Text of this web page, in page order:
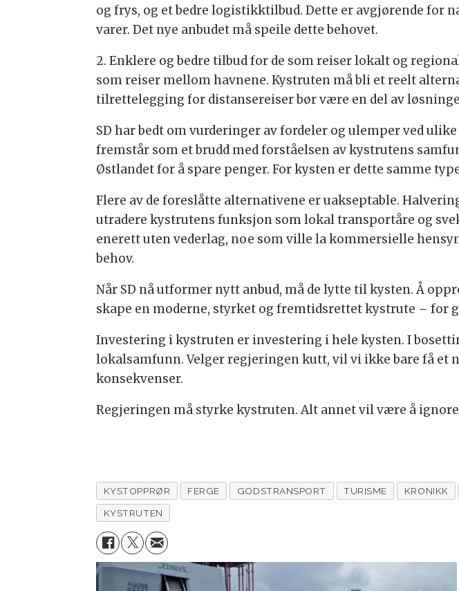
og frys, og et bedre logistikktilbud. Dette er avgjørende
varer. Det nye anbudet må speile dette behovet.
2. Enklere og bedre tilbud for de som reiser lokalt og
som reiser mellom havnene. Kystruten må bli et reelt
tilrettelegging for distansereiser bør være en del av
SD har bedt om vurderinger av fordeler og ulemper ved
fremstår som et brudd med forståelsen av kystrutens
Østlandet for å spare penger. For kysten er dette samme
Flere av de foreslåtte alternativene er uakseptable.
utradere kystrutens funksjon som lokal transportåre og
enerett uten vederlag, noe som ville la kommersielle
behov.
Når SD nå utformer nytt anbud, må de lytte til kysten. Å
skape en moderne, styrket og fremtidsrettet kystrute – for
Investering i kystruten er investering i hele kysten. I
lokalsamfunn. Velger regjeringen kutt, vil vi ikke bare få
konsekvenser.
Regjeringen må styrke kystruten. Alt annet vil være å
KYSTOPPRØR FERGE GODSTRANSPORT TURISME KRONIKK
KYSTRUTEN